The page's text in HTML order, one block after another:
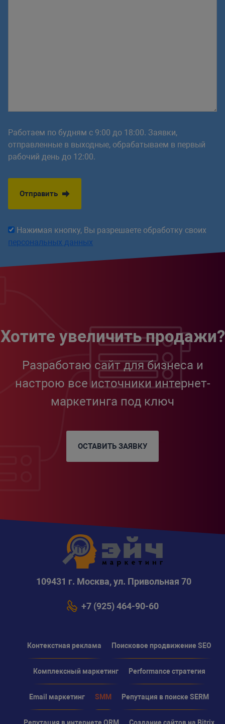
Работаем по будням с 9:00 до 18:00. Заявки,
отправленные в выходные, обрабатываем в первый
рабочий день до 12:00.
Отправить
Нажимая кнопку, Вы разрешаете обработку своих
персональных данных
Хотите увеличить продажи?
Разработаю сайт для бизнеса и
настрою все источники интернет-
маркетинга под ключ
ОСТАВИТЬ ЗАЯВКУ
109431 г. Москва, ул. Привольная 70
+7 (925) 464-90-60
Контекстная реклама Поисковое продвижение SEO
Комплексный маркетинг Performance стратегия
Email маркетинг SMM Репутация в поиске SERM
Репутация в интернете ORM Создание сайтов на Bitrix